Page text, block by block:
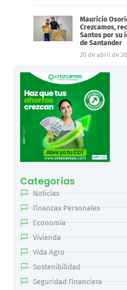
Mauricio
Crezcamos,
Santos por su
de Santander
20 de abril de
Categorías
Noticias
Finanzas Personales
Economía
Vivienda
Vida Agro
Sostenibilidad
Seguridad Financiera